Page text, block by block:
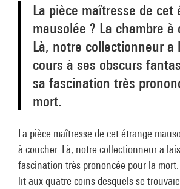
La pièce maîtresse de cet
mausolée ? La chambre à
Là, notre collectionneur a
cours à ses obscurs
sa fascination très
mort.
La pièce maîtresse de cet étrange
à coucher. Là, notre collectionneur a
fascination très prononcée pour la
lit aux quatre coins desquels se